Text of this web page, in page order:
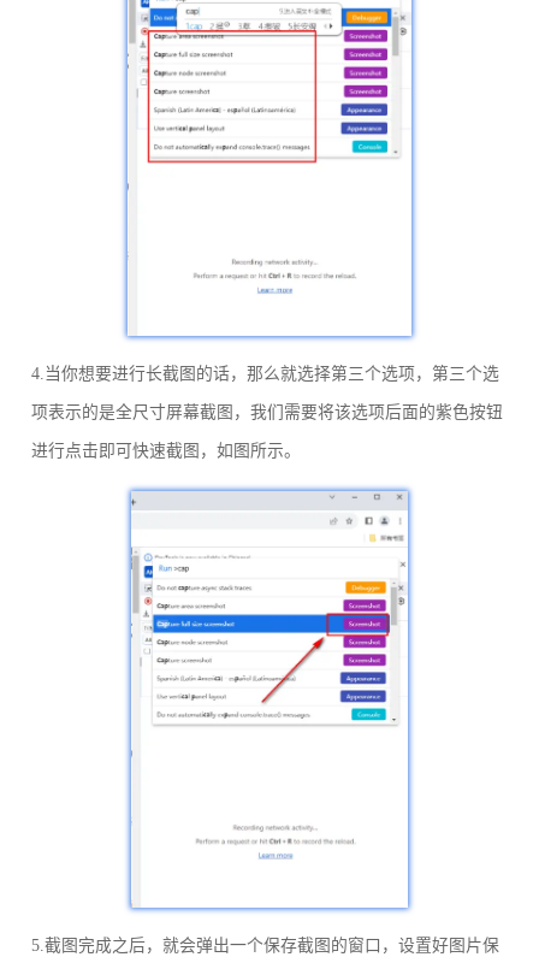
4.当你想要进行长截图的话，那么就选择第三个选项，第三个选
项表示的是全尺寸屏幕截图，我们需要将该选项后面的紫色按钮
进行点击即可快速截图，如图所示。
5.截图完成之后，就会弹出一个保存截图的窗口，设置好图片保